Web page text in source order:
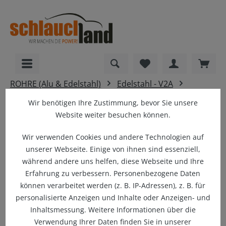
Du hast 0
ROHRE (Alu & Edelstahl)
Edelstahl - V2A
T-STÜCK EDELSTAHL ROHR - V2A
1.4301 INOX
Wir benötigen Ihre Zustimmung, bevor Sie unsere
Website weiter besuchen können.
Wir verwenden Cookies und andere Technologien auf
unserer Webseite. Einige von ihnen sind essenziell,
während andere uns helfen, diese Webseite und Ihre
Erfahrung zu verbessern. Personenbezogene Daten
können verarbeitet werden (z. B. IP-Adressen), z. B. für
personalisierte Anzeigen und Inhalte oder Anzeigen- und
Inhaltsmessung. Weitere Informationen über die
Verwendung Ihrer Daten finden Sie in unserer